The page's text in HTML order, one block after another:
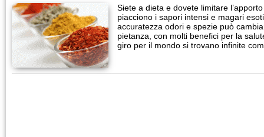
Siete a dieta e dovete limitare
piacciono i sapori intensi e magari
accuratezza odori e spezie può
pietanza, con molti benefici per la
giro per il mondo si trovano infinite